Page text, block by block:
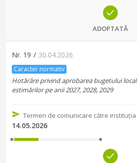
ADOPTATĂ
Nr. 19 / 30.04.2026
Caracter normativ
Hotărâre privind aprobarea bugetului local
estimărilor pe anii 2027, 2028, 2029
Termen de comunicare către
14.05.2026